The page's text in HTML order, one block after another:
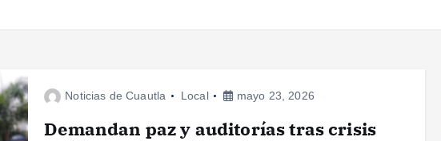
Noticias de Cuautla Local mayo 23, 2026
Demandan paz y auditorías tras crisis